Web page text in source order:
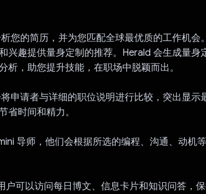
您的简历，并为您匹配全球最优质的工作机会
兴趣提供量身定制的推荐。Herald 会生成量身
析，助您提升技能，在职场中脱颖而出。
申请者与详细的职位说明进行比较，突出显示
省时间和精力。
导师，他们会根据所选的编程、沟通、动机
户可以访问每日博文、信息卡片和知识问答，